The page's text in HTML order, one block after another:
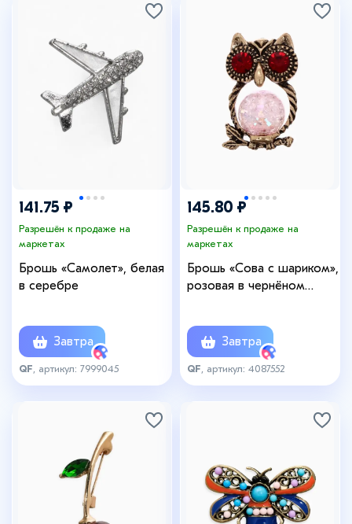
141.75 ₽
Разрешён к продаже на
маркетах
Брошь «Самолет», белая
в серебре
Завтра
QF , артикул: 7999045
145.80 ₽
Разрешён к продаже на
маркетах
Брошь «Сова с шариком»,
розовая в чернёном
Завтра
QF , артикул: 4087552